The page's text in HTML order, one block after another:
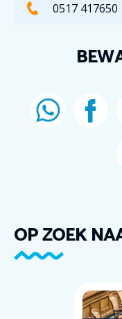
0517 417650
OP ZOEK